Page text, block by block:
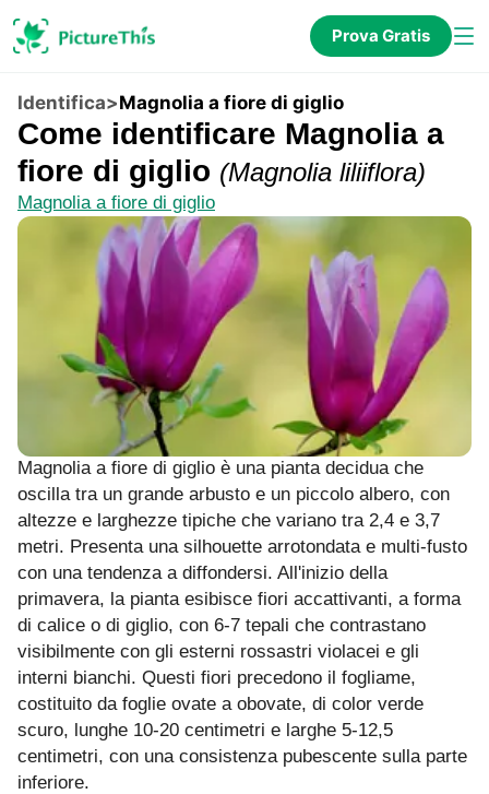
Prova Gratis
Identifica>Magnolia a fiore di giglio
Come identificare Magnolia a
fiore di giglio (Magnolia liliiflora)
Magnolia a fiore di giglio
Magnolia a fiore di giglio è una pianta decidua che
oscilla tra un grande arbusto e un piccolo albero, con
altezze e larghezze tipiche che variano tra 2,4 e 3,7
metri. Presenta una silhouette arrotondata e multi-fusto
con una tendenza a diffondersi. All'inizio della
primavera, la pianta esibisce fiori accattivanti, a forma
di calice o di giglio, con 6-7 tepali che contrastano
visibilmente con gli esterni rossastri violacei e gli
interni bianchi. Questi fiori precedono il fogliame,
costituito da foglie ovate a obovate, di color verde
scuro, lunghe 10-20 centimetri e larghe 5-12,5
centimetri, con una consistenza pubescente sulla parte
inferiore.